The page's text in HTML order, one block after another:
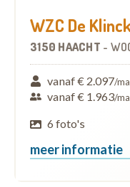
WZC De
3150 HAACHT -
vanaf € 2.097/
vanaf € 1.963/
6 foto's
meer informatie